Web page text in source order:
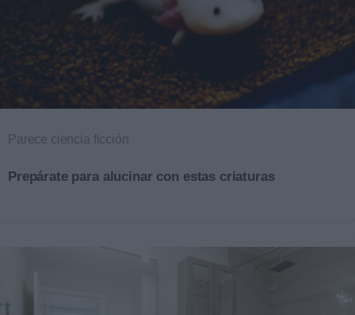
Parece ciencia ficción
Prepárate para alucinar con estas criaturas